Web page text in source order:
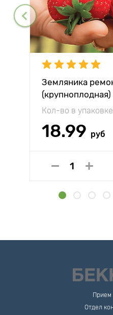
Земляника
Кол-во в
18.99 руб
Прием
Отдел